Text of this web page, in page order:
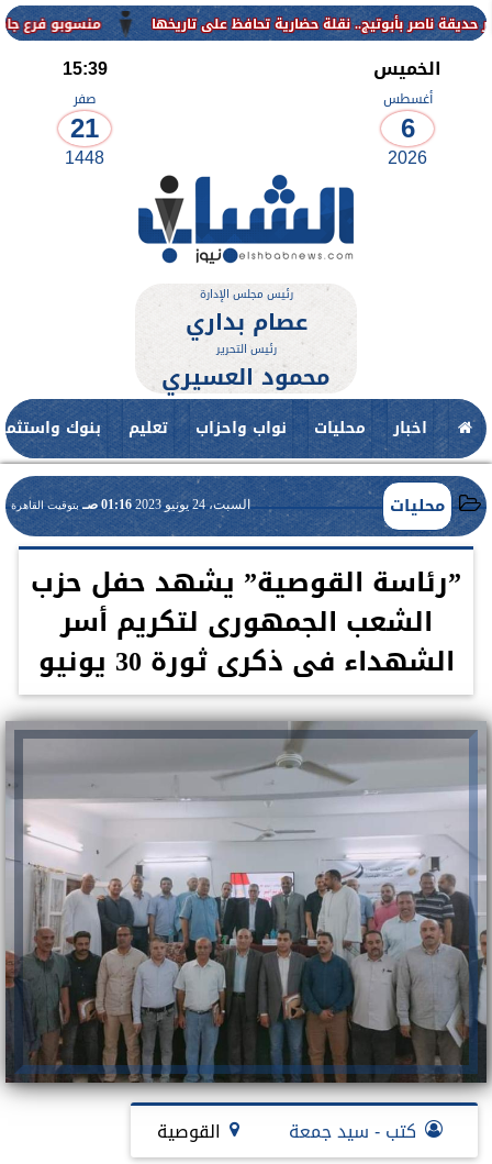
منسوبو فرع جامعة الأزهر للوجه
الخميس
أغسطس
6
2026
15:39
صفر
21
1448
رئيس مجلس الإدارة
عصام بداري
رئيس التحرير
محمود العسيري
اخبار محليات نواب واحزاب تعليم بنوك
محليات السبت، 24 يونيو 2023 01:16 صـ بتوقيت القاهرة
”رئاسة القوصية” يشهد حفل حزب
الشعب الجمهورى لتكريم أسر
الشهداء فى ذكرى ثورة 30 يونيو
كتب - سيد جمعة القوصية